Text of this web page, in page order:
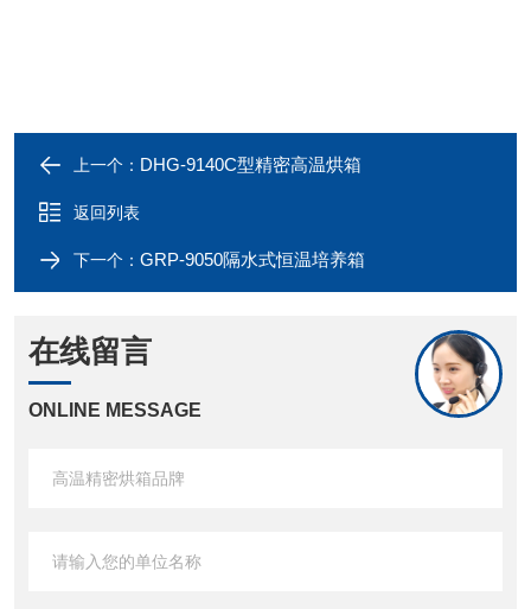
上一个： DHG-9140C型精密高温烘箱
返回列表
下一个： GRP-9050隔水式恒温培养箱
在线留言
ONLINE MESSAGE